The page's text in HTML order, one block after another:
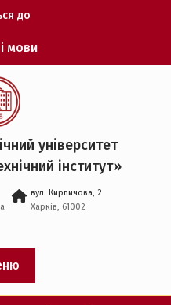
до
мови
університет
iнститут»
вул. Кирпичова, 2
Харків, 61002